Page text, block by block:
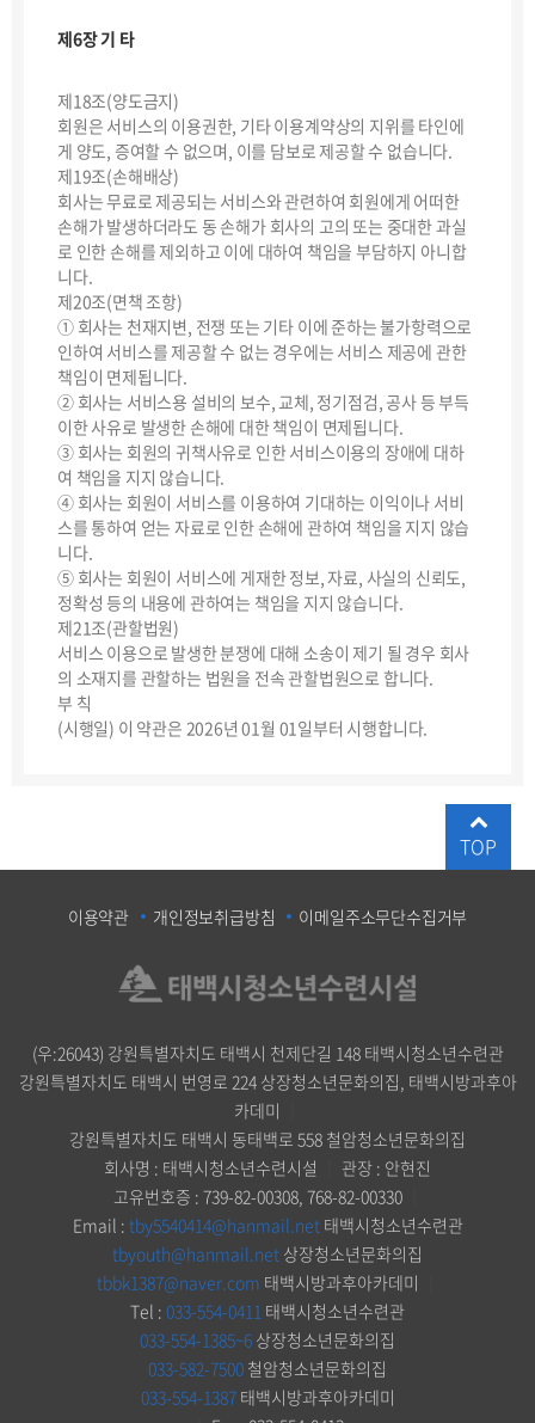
제6장 기 타
제18조(양도금지)
회원은 서비스의 이용권한, 기타 이용계약상의 지위를 타인에
게 양도, 증여할 수 없으며, 이를 담보로 제공할 수 없습니다.
제19조(손해배상)
회사는 무료로 제공되는 서비스와 관련하여 회원에게 어떠한
손해가 발생하더라도 동 손해가 회사의 고의 또는 중대한 과실
로 인한 손해를 제외하고 이에 대하여 책임을 부담하지 아니합
니다.
제20조(면책 조항)
① 회사는 천재지변, 전쟁 또는 기타 이에 준하는 불가항력으로
인하여 서비스를 제공할 수 없는 경우에는 서비스 제공에 관한
책임이 면제됩니다.
② 회사는 서비스용 설비의 보수, 교체, 정기점검, 공사 등 부득
이한 사유로 발생한 손해에 대한 책임이 면제됩니다.
③ 회사는 회원의 귀책사유로 인한 서비스이용의 장애에 대하
여 책임을 지지 않습니다.
④ 회사는 회원이 서비스를 이용하여 기대하는 이익이나 서비
스를 통하여 얻는 자료로 인한 손해에 관하여 책임을 지지 않습
니다.
⑤ 회사는 회원이 서비스에 게재한 정보, 자료, 사실의 신뢰도,
정확성 등의 내용에 관하여는 책임을 지지 않습니다.
제21조(관할법원)
서비스 이용으로 발생한 분쟁에 대해 소송이 제기 될 경우 회사
의 소재지를 관할하는 법원을 전속 관할법원으로 합니다.
부 칙
(시행일) 이 약관은 2026년 01월 01일부터 시행합니다.
이용약관 개인정보취급방침 이메일주소무단수집거부
(우:26043) 강원특별자치도 태백시 천제단길 148 태백시청소년수련관
강원특별자치도 태백시 번영로 224 상장청소년문화의집, 태백시방과후아
카데미
강원특별자치도 태백시 동태백로 558 철암청소년문화의집
회사명 : 태백시청소년수련시설
관장 : 안현진
고유번호증 : 739-82-00308, 768-82-00330
Email : tby5540414@hanmail.net태백시청소년수련관
tbyouth@hanmail.net 상장청소년문화의집
tbbk1387@naver.com 태백시방과후아카데미
Tel : 033-554-0411 태백시청소년수련관
033-554-1385~6 상장청소년문화의집
033-582-7500 철암청소년문화의집
033-554-1387태백시방과후아카데미
TOP